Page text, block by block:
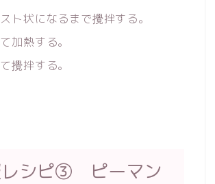
ト状になるまで攪拌する。
加熱する。
攪拌する。
レシピ③ ピーマン